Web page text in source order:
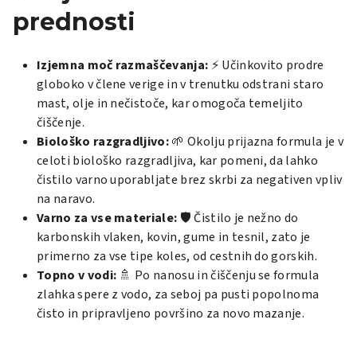
prednosti
Izjemna moč razmaščevanja: ⚡ Učinkovito prodre
globoko v člene verige in v trenutku odstrani staro
mast, olje in nečistoče, kar omogoča temeljito
čiščenje.
Biološko razgradljivo:🌱 Okolju prijazna formula je v
celoti biološko razgradljiva, kar pomeni, da lahko
čistilo varno uporabljate brez skrbi za negativen vpliv
na naravo.
Varno za vse materiale: 🛡️ Čistilo je nežno do
karbonskih vlaken, kovin, gume in tesnil, zato je
primerno za vse tipe koles, od cestnih do gorskih.
Topno v vodi: 🚿 Po nanosu in čiščenju se formula
zlahka spere z vodo, za seboj pa pusti popolnoma
čisto in pripravljeno površino za novo mazanje.